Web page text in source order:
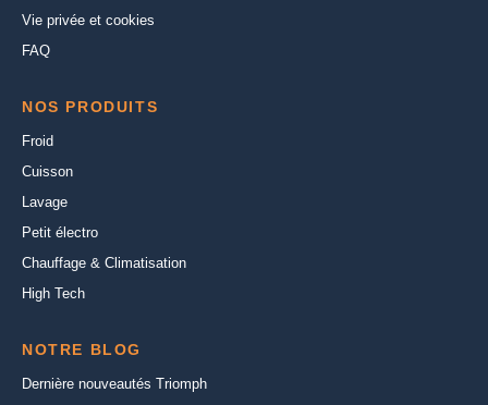
Vie privée et cookies
FAQ
NOS PRODUITS
Froid
Cuisson
Lavage
Petit électro
Chauffage & Climatisation
High Tech
NOTRE BLOG
Dernière nouveautés Triomph